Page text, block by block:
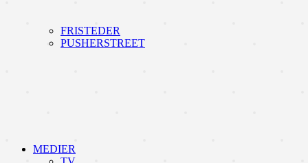
FRISTEDER
PUSHERSTREET
MEDIER